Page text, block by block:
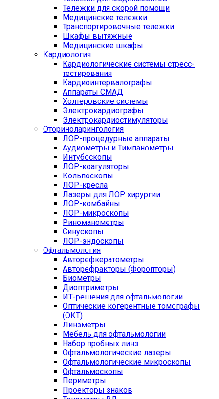
Тележки для скорой помощи
Медицинские тележки
Транспортировочные тележки
Шкафы вытяжные
Медицинские шкафы
Кардиология
Кардиологические системы стресс-
тестирования
Кардиоинтервалографы
Аппараты СМАД
Холтеровские системы
Электрокардиографы
Электрокардиостимуляторы
Оториноларингология
ЛОР-процедурные аппараты
Аудиометры и Тимпанометры
Интубоскопы
ЛОР-коагуляторы
Кольпоскопы
ЛОР-кресла
Лазеры для ЛОР хирургии
ЛОР-комбайны
ЛОР-микроскопы
Риноманометры
Синускопы
ЛОР-эндоскопы
Офтальмология
Авторефкератометры
Авторефракторы (Форопторы)
Биометры
Диоптриметры
ИТ-решения для офтальмологии
Оптические когерентные томографы
(ОКТ)
Линзметры
Мебель для офтальмологии
Набор пробных линз
Офтальмологические лазеры
Офтальмологические микроскопы
Офтальмоскопы
Периметры
Проекторы знаков